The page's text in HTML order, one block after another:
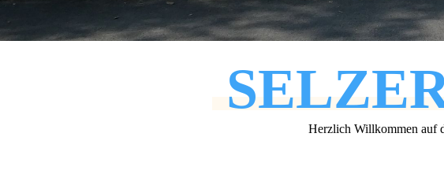
Herzlich Willkommen auf